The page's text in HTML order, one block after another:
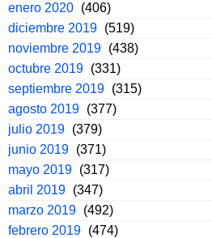
enero 2020 (406)
diciembre 2019 (519)
noviembre 2019 (438)
octubre 2019 (331)
septiembre 2019 (315)
agosto 2019 (377)
julio 2019 (379)
junio 2019 (371)
mayo 2019 (317)
abril 2019 (347)
marzo 2019 (492)
febrero 2019 (474)